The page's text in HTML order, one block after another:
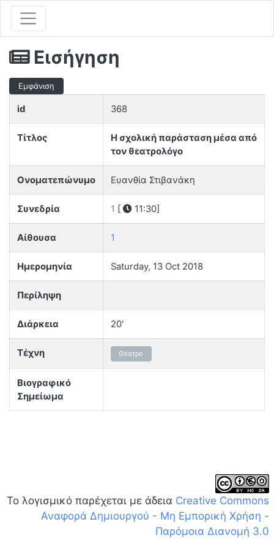
Εισήγηση
Εμφάνιση
id 368
Τίτλος
Η σχολική παράσταση μέσα από
τον θεατρολόγο
Ονοματεπώνυμο Ευανθία Στιβανάκη
Συνεδρία 1 [ 11:30]
Αίθουσα 1
Ημερομηνία Saturday, 13 Oct 2018
Περίληψη
Διάρκεια 20'
Τέχνη Θέατρο
Βιογραφικό
Σημείωμα
Το λογισμικό παρέχεται με άδεια Creative Commons
Αναφορά Δημιουργού - Μη Εμπορική Χρήση -
Παρόμοια Διανομή 3.0